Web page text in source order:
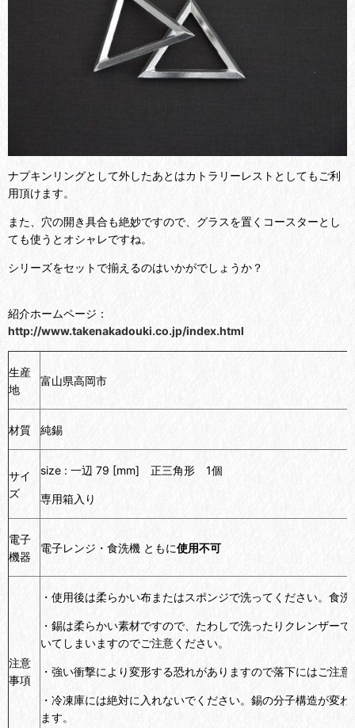
ナプキンリングとして外したあとはカトラリーレストとしてもご利
用頂けます。
また、穴の開き具合も絶妙ですので、グラスを置くコースターとし
ても使うとオシャレですね。
シリーズをセットで揃えるのはいかがでしょうか？
紹介ホームページ：
http://www.takenakadouki.co.jp/index.html
生産
地
富山県高岡市
材質 純錫
サイ
ズ
size : 一辺 79 [mm] 正三角形 1個
専用箱入り
電子
機器
電子レンジ・食洗機 ともに使用不可
注意
事項
・使用後は柔らかい布またはスポンジで洗ってください。食
・錫は柔らかい素材ですので、たわしで洗ったりクレンザー
いてしまいますのでご注意ください。
・強い衝撃により変形する恐れがありますので落下にはご注意
・冷凍庫には絶対に入れないでください。錫の分子構造が変
ます。